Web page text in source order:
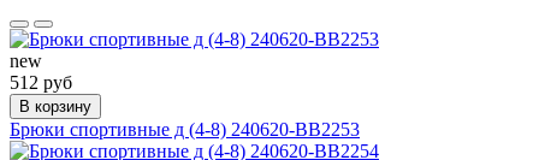
new
512 руб
В корзину
Брюки спортивные д (4-8) 240620-BB2253